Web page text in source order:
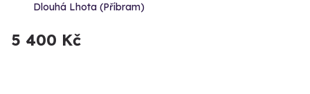
Dlouhá Lhota (Příbram)
5 400 Kč